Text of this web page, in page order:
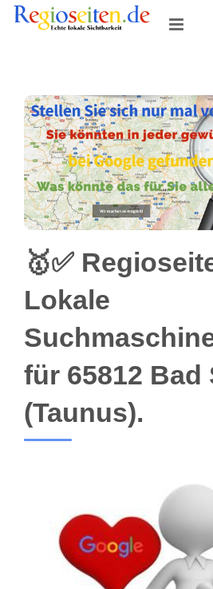
Skip
🥇✅
Lokale
für 65812 Bad
(Taunus).